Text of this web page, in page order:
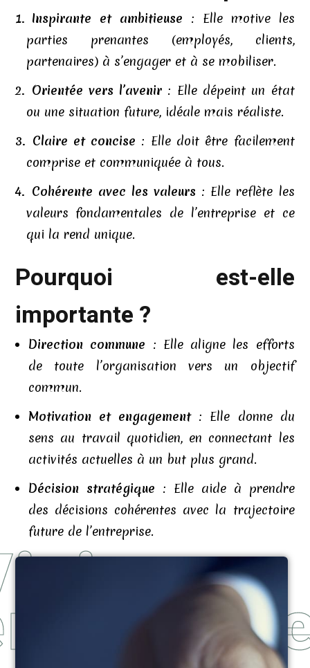
Inspirante et ambitieuse : Elle motive les
parties prenantes (employés, clients,
partenaires) à s’engager et à se mobiliser.
Orientée vers l’avenir : Elle dépeint un état
ou une situation future, idéale mais réaliste.
Claire et concise : Elle doit être facilement
comprise et communiquée à tous.
Cohérente avec les valeurs : Elle reflète les
valeurs fondamentales de l’entreprise et ce
qui la rend unique.
Pourquoi est-elle
importante ?
Direction commune : Elle aligne les efforts
de toute l’organisation vers un objectif
commun.
Motivation et engagement: Elle donne du
sens au travail quotidien, en connectant les
activités actuelles à un but plus grand.
Décision stratégique : Elle aide à prendre
des décisions cohérentes avec la trajectoire
future de l’entreprise.
Outdoor Coaching